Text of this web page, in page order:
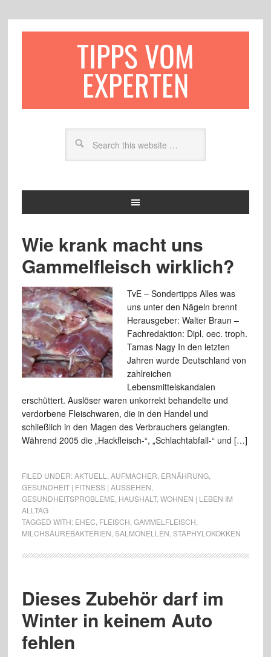
TIPPS VOM
EXPERTEN
Wie krank macht uns
Gammelfleisch wirklich?
TvE – Sondertipps Alles was
uns unter den Nägeln brennt
Herausgeber: Walter Braun –
Fachredaktion: Dipl. oec. troph.
Tamas Nagy In den letzten
Jahren wurde Deutschland von
zahlreichen
Lebensmittelskandalen
erschüttert. Auslöser waren unkorrekt behandelte und
verdorbene Fleischwaren, die in den Handel und
schließlich in den Magen des Verbrauchers gelangten.
Während 2005 die „Hackfleisch-“, „Schlachtabfall-“ und […]
FILED UNDER:AKTUELL AUFMACHER ERNÄHRUNG,
GESUNDHEIT | FITNESS | AUSSEHEN
GESUNDHEITSPROBLEME HAUSHALT, WOHNEN | LEBEN IM
ALLTAG
TAGGED WITH: EHEC FLEISCH GAMMELFLEISCH
MILCHSÄUREBAKTERIEN SALMONELLEN STAPHYLOKOKKEN
Dieses Zubehör darf im
Winter in keinem Auto
fehlen